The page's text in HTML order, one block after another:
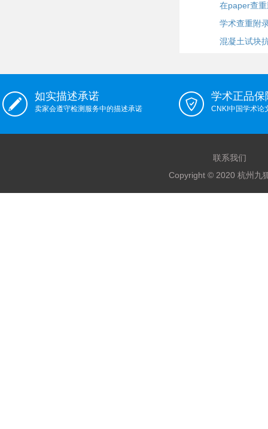
在paper查
学术查重附
混凝土试块
如实描述承诺
卖家会遵守检测服务中的描述承诺
学术正品保
CNKI中国学术论
联系我们
Copyright © 2020 杭州九